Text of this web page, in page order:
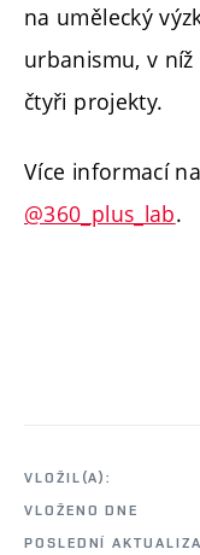
na umělecký
urbanismu, v
čtyři projekty.
Více informací
@360_plus_lab.
VLOŽIL(A):
VLOŽENO DNE
POSLEDNÍ